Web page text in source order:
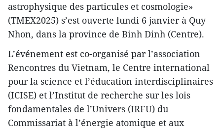
astrophysique des particules et cosmologie»
(TMEX2025) s’est ouverte lundi 6 janvier à Quy
Nhon, dans la province de Binh Dinh (Centre).
L’événement est co-organisé par l’association
Rencontres du Vietnam, le Centre international
pour la science et l’éducation interdisciplinaires
(ICISE) et l’Institut de recherche sur les lois
fondamentales de l’Univers (IRFU) du
Commissariat à l’énergie atomique et aux